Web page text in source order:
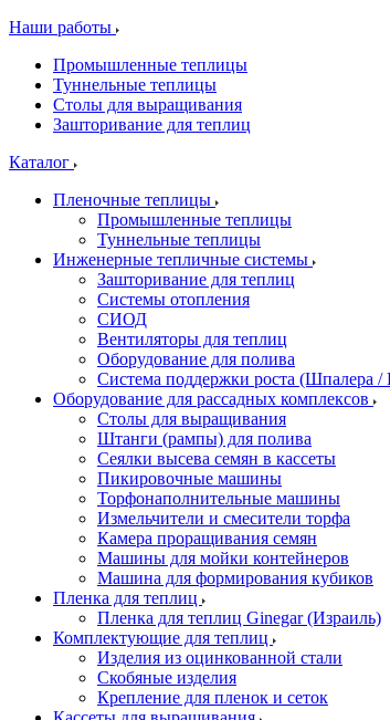
Наши работы
Промышленные теплицы
Туннельные теплицы
Столы для выращивания
Зашторивание для теплиц
Каталог
Пленочные теплицы
Промышленные теплицы
Туннельные теплицы
Инженерные тепличные системы
Зашторивание для теплиц
Системы отопления
СИОД
Вентиляторы для теплиц
Оборудование для полива
Система поддержки роста (Шпалера
Оборудование для рассадных комплексов
Столы для выращивания
Штанги (рампы) для полива
Сеялки высева семян в кассеты
Пикировочные машины
Торфонаполнительные машины
Измельчители и смесители торфа
Камера проращивания семян
Машины для мойки контейнеров
Машина для формирования кубиков
Пленка для теплиц
Пленка для теплиц Ginegar (Израиль)
Комплектующие для теплиц
Изделия из оцинкованной стали
Скобяные изделия
Крепление для пленок и сеток